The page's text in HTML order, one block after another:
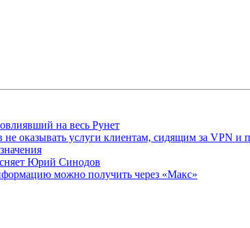
на весь Рунет
оказывать услуги клиентам, сидящим за VPN и
Юрий Синодов
можно получить через «Макс»